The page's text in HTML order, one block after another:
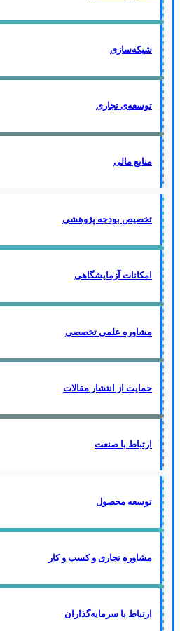
شبکه‌سازی
توسعه‌ی تجاری
منابع مالی
تخصیص بودجه پژوهشی
امکانات آزمایشگاهی
مشاوره علمی تخصصی
حمایت از انتشار مقالات
ارتباط با صنعت
توسعه محصول
مشاوره تجاری و کسب و کار
ارتباط با سرمایه‌گذاران